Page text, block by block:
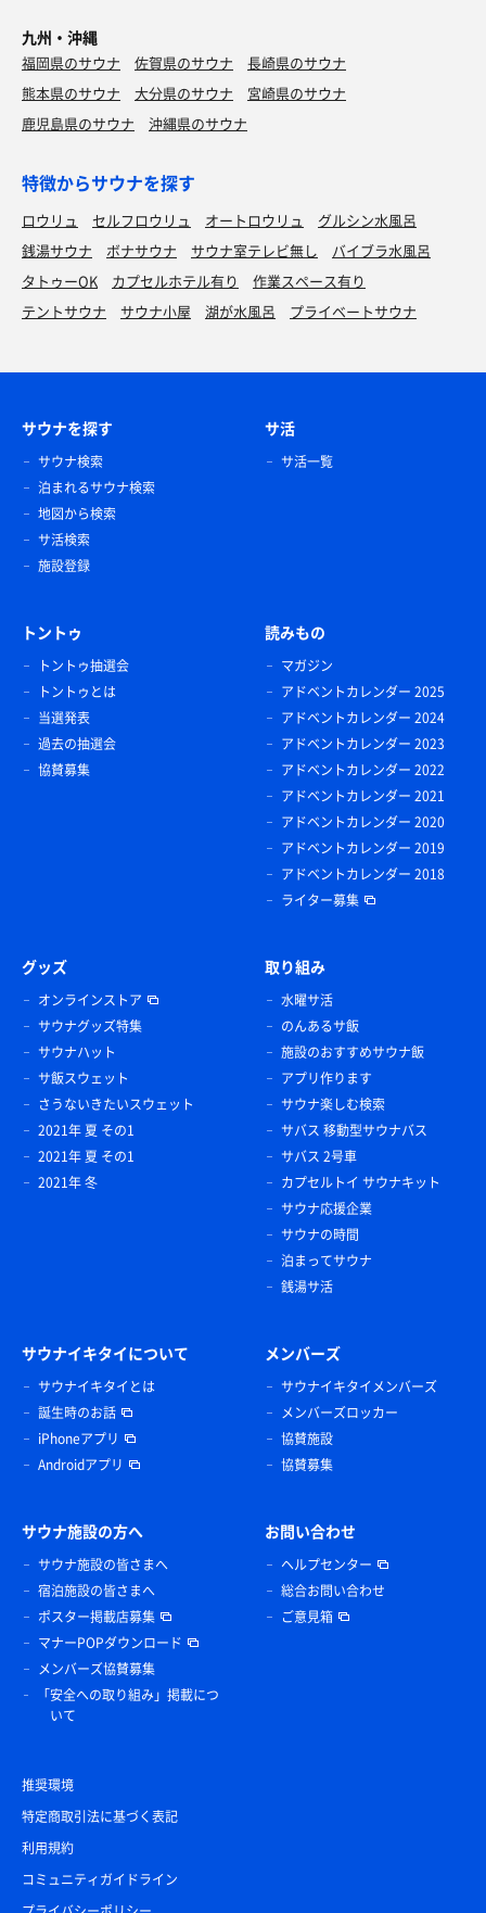
九州・沖縄
福岡県のサウナ 佐賀県のサウナ
長崎県のサウナ
熊本県のサウナ
大分県のサウナ
宮崎県のサウナ
鹿児島県のサウナ
沖縄県のサウナ
特徴からサウナを探す
ロウリュ セルフロウリュ オートロウリュ
グルシン水風呂
銭湯サウナ
ボナサウナ サウナ室テレビ無し
バイブラ水風呂
タトゥーOK
カプセルホテル有り
作業スペース有り
テントサウナ
サウナ小屋 湖が水風呂 プライベートサウナ
サウナを探す
サウナ検索
泊まれるサウナ検索
地図から検索
サ活検索
施設登録
サ活
サ活一覧
トントゥ
トントゥ抽選会
トントゥとは
当選発表
過去の抽選会
協賛募集
読みもの
マガジン
アドベントカレンダー 2025
アドベントカレンダー 2024
アドベントカレンダー 2023
アドベントカレンダー 2022
アドベントカレンダー 2021
アドベントカレンダー 2020
アドベントカレンダー 2019
アドベントカレンダー 2018
ライター募集
グッズ
オンラインストア
サウナグッズ特集
サウナハット
サ飯スウェット
さうないきたいスウェット
2021年 夏 その1
2021年 夏 その1
2021年 冬
取り組み
水曜サ活
のんあるサ飯
施設のおすすめサウナ飯
アプリ作ります
サウナ楽しむ検索
サバス 移動型サウナバス
サバス 2号車
カプセルトイ サウナキット
サウナ応援企業
サウナの時間
泊まってサウナ
銭湯サ活
サウナイキタイについて
サウナイキタイとは
誕生時のお話
iPhoneアプリ
Androidアプリ
メンバーズ
サウナイキタイメンバーズ
メンバーズロッカー
協賛施設
協賛募集
サウナ施設の方へ
サウナ施設の皆さまへ
宿泊施設の皆さまへ
ポスター掲載店募集
マナーPOPダウンロード
メンバーズ協賛募集
「安全への取り組み」掲載につ
いて
お問い合わせ
ヘルプセンター
総合お問い合わせ
ご意見箱
推奨環境
特定商取引法に基づく表記
利用規約
コミュニティガイドライン